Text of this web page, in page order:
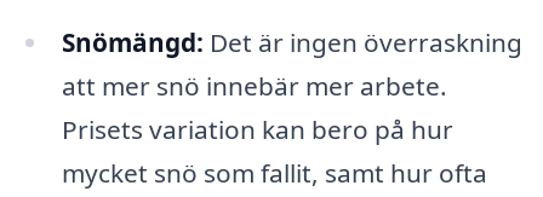
Snömängd: Det är ingen överraskning
att mer snö innebär mer arbete.
Prisets variation kan bero på hur
mycket snö som fallit, samt hur ofta